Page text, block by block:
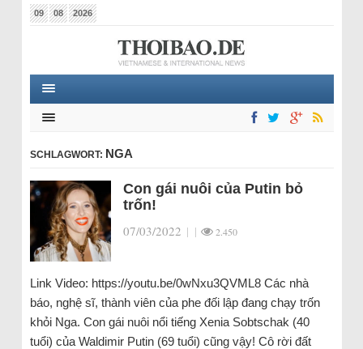
09 08 2026
SCHLAGWORT: NGA
Con gái nuôi của Putin bỏ
trốn!
07/03/2022 | | 2.450
Link Video: https://youtu.be/0wNxu3QVML8 Các nhà
báo, nghệ sĩ, thành viên của phe đối lập đang chạy trốn
khỏi Nga. Con gái nuôi nổi tiếng Xenia Sobtschak (40
tuổi) của Waldimir Putin (69 tuổi) cũng vậy! Cô rời đất